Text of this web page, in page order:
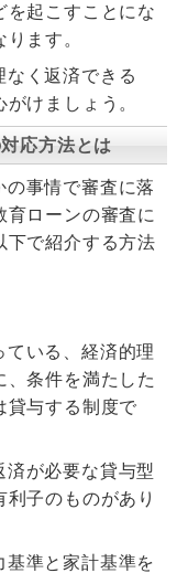
を起こすことにな
ます。
なく返済できる
けましょう。
応方法とは
事情で審査に落
育ローンの審査に
下で紹介する方法
いる、経済的理
、条件を満たした
貸与する制度で
が必要な貸与型
子のものがあり
準と家計基準を